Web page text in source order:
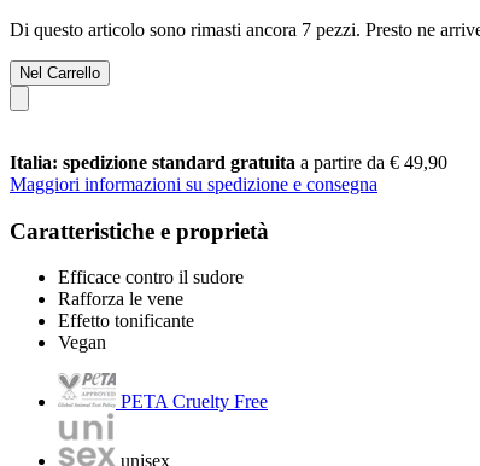
Di questo articolo sono rimasti ancora 7 pezzi. Presto ne
Nel Carrello
Italia: spedizione standard gratuita a partire da € 49,90
Maggiori informazioni su spedizione e consegna
Caratteristiche e proprietà
Efficace contro il sudore
Rafforza le vene
Effetto tonificante
Vegan
PETA Cruelty Free
unisex